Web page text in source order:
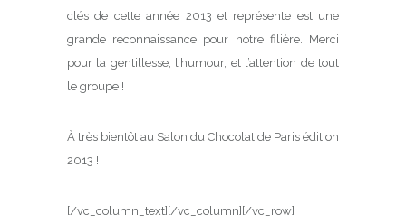
clés de cette année 2013 et représente est une
grande reconnaissance pour notre filière. Merci
pour la gentillesse, l’humour, et l’attention de tout
le groupe !
À très bientôt au Salon du Chocolat de Paris édition
2013 !
[/vc_column_text][/vc_column][/vc_row]